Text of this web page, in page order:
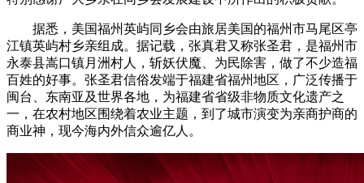
据悉，美国福州英屿同乡会由旅居美国的福州市马尾区亭
江镇英屿村乡亲组成。据记载，张真君又称张圣君，是福州市
永泰县嵩口镇月洲村人，斩妖伏魔、为民除害，做了不少造福
百姓的好事。张圣君信俗发端于福建省福州地区，广泛传播于
闽台、东南亚及世界各地，为福建省省级非物质文化遗产之
一，在农村地区围绕着农业主题，到了城市演变为亲商护商的
商业神，现今海内外信众逾亿人。